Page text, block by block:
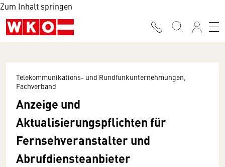
Zum Inhalt springen
Telekommunikations- und Rundfunkunternehmungen,
Fachverband
Anzeige und
Aktualisierungspflichten für
Fernsehveranstalter und
Abrufdiensteanbieter